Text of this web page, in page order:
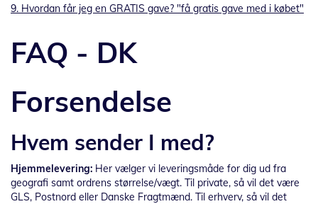
9. Hvordan får jeg en GRATIS gave? "få gratis gave med i købet"
FAQ - DK
Forsendelse
Hvem sender I med?
Hjemmelevering: Her vælger vi leveringsmåde for dig ud fra
geografi samt ordrens størrelse/vægt. Til private, så vil det være
GLS, Postnord eller Danske Fragtmænd. Til erhverv, så vil det